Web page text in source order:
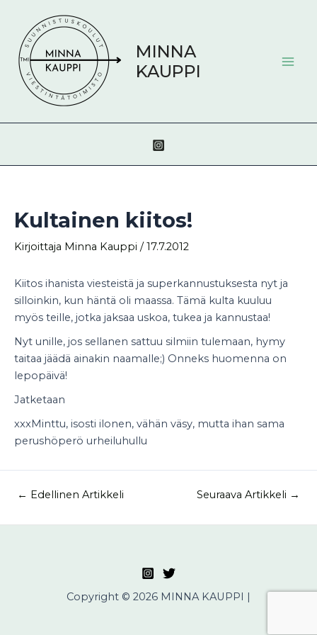
sisältöön
MINNA
KAUPPI
Kultainen kiitos!
Kirjoittaja Minna Kauppi /17.7.2012
Kiitos ihanista viesteistä ja superkannustuksesta nyt ja
silloinkin, kun häntä oli maassa. Tämä kulta kuuluu
myös teille, jotka jaksaa uskoa, tukea ja kannustaa!
Nyt unille, jos sellanen sattuu silmiin tulemaan, hymy
taitaa jäädä ainakin naamalle;) Onneks huomenna on
lepopäivä!
Jatketaan
xxxMinttu, isosti ilonen, vähän väsy, mutta ihan sama
perushöperö urheiluhullu
navigation
← Edellinen Artikkeli Seuraava Artikkeli →
Copyright © 2026 MINNA KAUPPI |